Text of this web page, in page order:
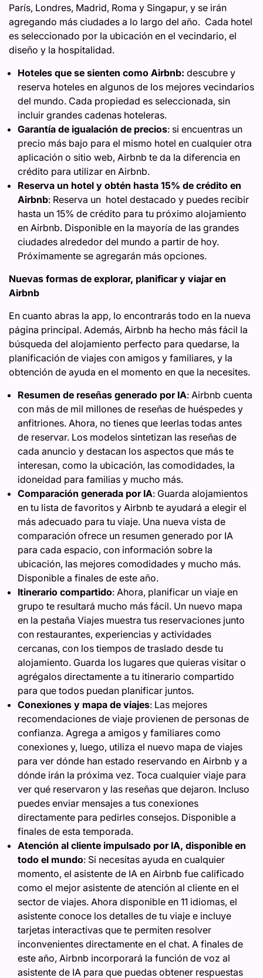
París, Londres, Madrid, Roma y Singapur, y se irán
agregando más ciudades a lo largo del año. Cada hotel
es seleccionado por la ubicación en el vecindario, el
diseño y la hospitalidad.
Hoteles que se sienten como Airbnb: descubre y
reserva hoteles en algunos de los mejores vecindarios
del mundo. Cada propiedad es seleccionada, sin
incluir grandes cadenas hoteleras.
Garantía de igualación de precios: si encuentras un
precio más bajo para el mismo hotel en cualquier otra
aplicación o sitio web, Airbnb te da la diferencia en
crédito para utilizar en Airbnb.
Reserva un hotel y obtén hasta 15% de crédito en
Airbnb: Reserva un hotel destacado y puedes recibir
hasta un 15% de crédito para tu próximo alojamiento
en Airbnb. Disponible en la mayoría de las grandes
ciudades alrededor del mundo a partir de hoy.
Próximamente se agregarán más opciones.
Nuevas formas de explorar, planificar y viajar en
Airbnb
En cuanto abras la app, lo encontrarás todo en la nueva
página principal. Además, Airbnb ha hecho más fácil la
búsqueda del alojamiento perfecto para quedarse, la
planificación de viajes con amigos y familiares, y la
obtención de ayuda en el momento en que la necesites.
Resumen de reseñas generado por IA: Airbnb cuenta
con más de mil millones de reseñas de huéspedes y
anfitriones. Ahora, no tienes que leerlas todas antes
de reservar. Los modelos sintetizan las reseñas de
cada anuncio y destacan los aspectos que más te
interesan, como la ubicación, las comodidades, la
idoneidad para familias y mucho más.
Comparación generada por IA: Guarda alojamientos
en tu lista de favoritos y Airbnb te ayudará a elegir el
más adecuado para tu viaje. Una nueva vista de
comparación ofrece un resumen generado por IA
para cada espacio, con información sobre la
ubicación, las mejores comodidades y mucho más.
Disponible a finales de este año.
Itinerario compartido: Ahora, planificar un viaje en
grupo te resultará mucho más fácil. Un nuevo mapa
en la pestaña Viajes muestra tus reservaciones junto
con restaurantes, experiencias y actividades
cercanas, con los tiempos de traslado desde tu
alojamiento. Guarda los lugares que quieras visitar o
agrégalos directamente a tu itinerario compartido
para que todos puedan planificar juntos.
Conexiones y mapa de viajes: Las mejores
recomendaciones de viaje provienen de personas de
confianza. Agrega a amigos y familiares como
conexiones y, luego, utiliza el nuevo mapa de viajes
para ver dónde han estado reservando en Airbnb y a
dónde irán la próxima vez. Toca cualquier viaje para
ver qué reservaron y las reseñas que dejaron. Incluso
puedes enviar mensajes a tus conexiones
directamente para pedirles consejos. Disponible a
finales de esta temporada.
Atención al cliente impulsado por IA, disponible en
todo el mundo: Si necesitas ayuda en cualquier
momento, el asistente de IA en Airbnb fue calificado
como el mejor asistente de atención al cliente en el
sector de viajes. Ahora disponible en 11 idiomas, el
asistente conoce los detalles de tu viaje e incluye
tarjetas interactivas que te permiten resolver
inconvenientes directamente en el chat. A finales de
este año, Airbnb incorporará la función de voz al
asistente de IA para que puedas obtener respuestas